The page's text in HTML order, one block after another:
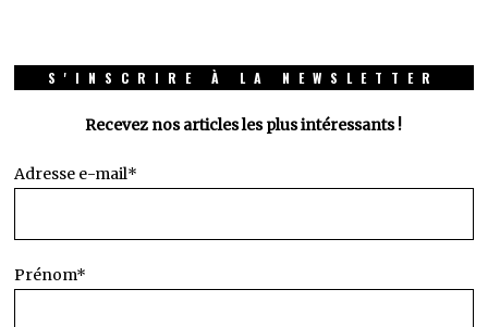
S'INSCRIRE À LA NEWSLETTER
Recevez nos articles les plus intéressants !
Adresse e-mail*
Prénom*